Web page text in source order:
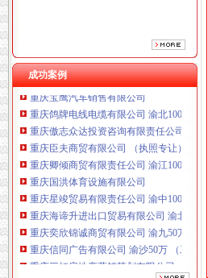
成功案例
重庆鸽牌电线电缆有限公司 渝北10010万 (
重庆傲志众达投资咨询有限责任公司 渝九
重庆臣夫商贸有限公司 （执照专让）
重庆卿倾商贸有限责任公司 渝江100万 （
重庆国洪体育设施有限公司
重庆星竣贸易有限责任公司 渝中100万 （
重庆海谛升进出口贸易有限公司 渝北100
重庆奕欣锦诚商贸有限公司 渝九50万 （工
重庆信同广告有限公司 渝沙50万 （工商注
重庆三虹房地产营销策划有限公司
重庆宝鹰汽车销售有限公司